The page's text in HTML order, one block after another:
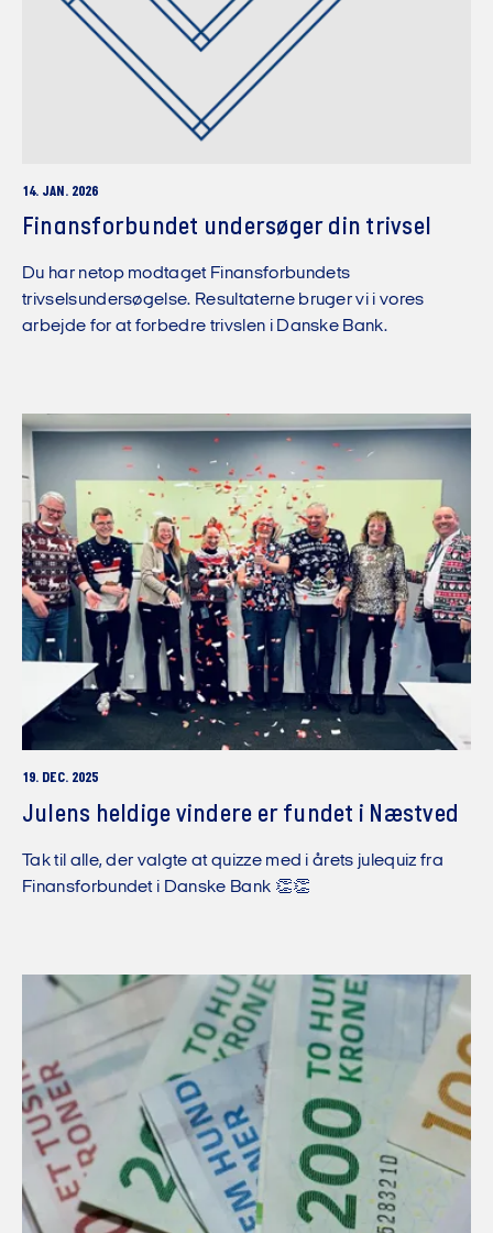
14. JAN. 2026
Finansforbundet undersøger din trivsel
Du har netop modtaget Finansforbundets
trivselsundersøgelse. Resultaterne bruger vi i vores
arbejde for at forbedre trivslen i Danske Bank.
19. DEC. 2025
Julens heldige vindere er fundet i Næstved
Tak til alle, der valgte at quizze med i årets julequiz fra
Finansforbundet i Danske Bank 👏👏